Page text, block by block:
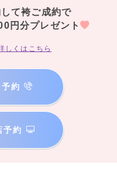
て袴ご成約で
円分プレゼント
しくはこちら
予約
予約